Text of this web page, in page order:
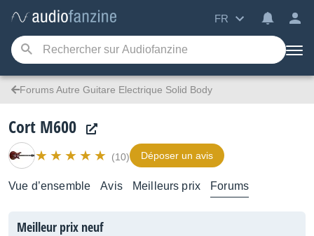
FR
Forums Autre Guitare Electrique Solid Body
Cort M600
(10) Déposer un avis
Vue d’ensemble Avis Meilleurs prix Forums
Meilleur prix neuf